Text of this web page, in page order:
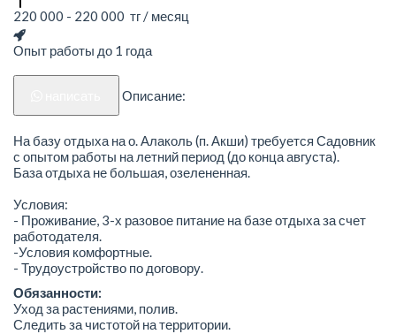
220 000 - 220 000 тг / месяц
Опыт работы до 1 года
Описание:
На базу отдыха на о. Алаколь (п. Акши) требуется Садовник
с опытом работы на летний период (до конца августа).
База отдыха не большая, озелененная.
Условия:
- Проживание, 3-х разовое питание на базе отдыха за счет
работодателя.
-Условия комфортные.
- Трудоустройство по договору.
Обязанности:
Уход за растениями, полив.
Следить за чистотой на территории.